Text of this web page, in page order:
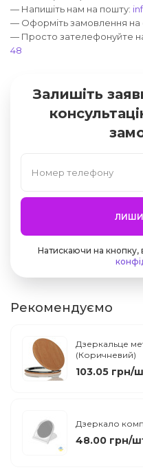
— Напишіть нам на пошту:
— Оформіть замовлення на
— Просто зателефонуйте
48
Залишіть
Натискаючи на кнопку,
Рекомендуємо
Дзеркальце
(Коричневий)
103.05 грн/
Дзеркало
48.00 грн/